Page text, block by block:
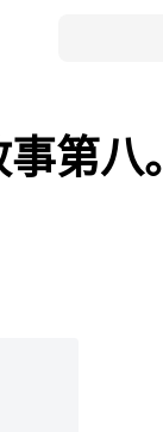
第八。